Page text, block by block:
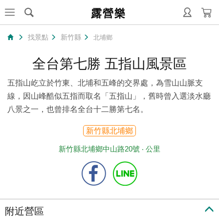
露營樂
找景點 新竹縣 北埔鄉
全台第七勝 五指山風景區
五指山屹立於竹東、北埔和五峰的交界處，為雪山山脈支
線，因山峰酷似五指而取名「五指山」，舊時曾入選淡水廳
八景之一，也曾排名全台十二勝第七名。
新竹縣北埔鄉
新竹縣北埔鄉中山路20號 ‧ 公里
附近營區